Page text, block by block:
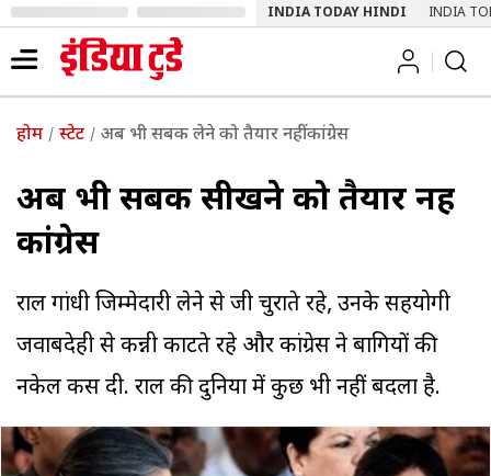
INDIA TODAY HINDI INDIA
होम स्टेट अब भी सबक लेने को तैयार नहीं कांग्रेस
अब भी सबक सीखने को तैयार नहीं
कांग्रेस
राहुल गांधी जिम्मेदारी लेने से जी चुराते रहे, उनके सहयोगी
जवाबदेही से कन्नी काटते रहे और कांग्रेस ने बागियों की
नकेल कस दी. राहुल की दुनिया में कुछ भी नहीं बदला है.